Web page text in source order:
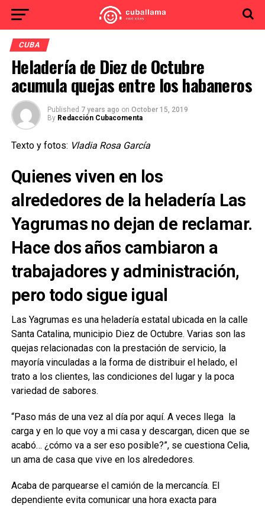
CUBA
Heladería de Diez de Octubre
acumula quejas entre los habaneros
Published 7 years ago on October 15, 2019
By Redacción Cubacomenta
Texto y fotos: Vladia Rosa García
Quienes viven en los
alrededores de la heladería Las
Yagrumas no dejan de reclamar.
Hace dos años cambiaron a
trabajadores y administración,
pero todo sigue igual
Las Yagrumas es una heladería estatal ubicada en la calle
Santa Catalina, municipio Diez de Octubre. Varias son las
quejas relacionadas con la prestación de servicio, la
mayoría vinculadas a la forma de distribuir el helado, el
trato a los clientes, las condiciones del lugar y la poca
variedad de sabores.
“Paso más de una vez al día por aquí. A veces llega la
carga y en lo que voy a mi casa y descargan, dicen que se
acabó… ¿cómo va a ser eso posible?”, se cuestiona Celia,
un ama de casa que vive en los alrededores.
Acaba de parquearse el camión de la mercancía. El
dependiente evita comunicar una hora exacta para